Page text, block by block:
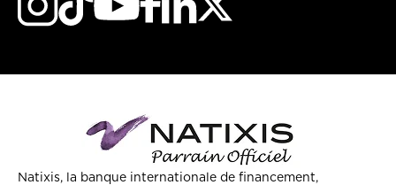
Natixis, la banque internationale de financement,